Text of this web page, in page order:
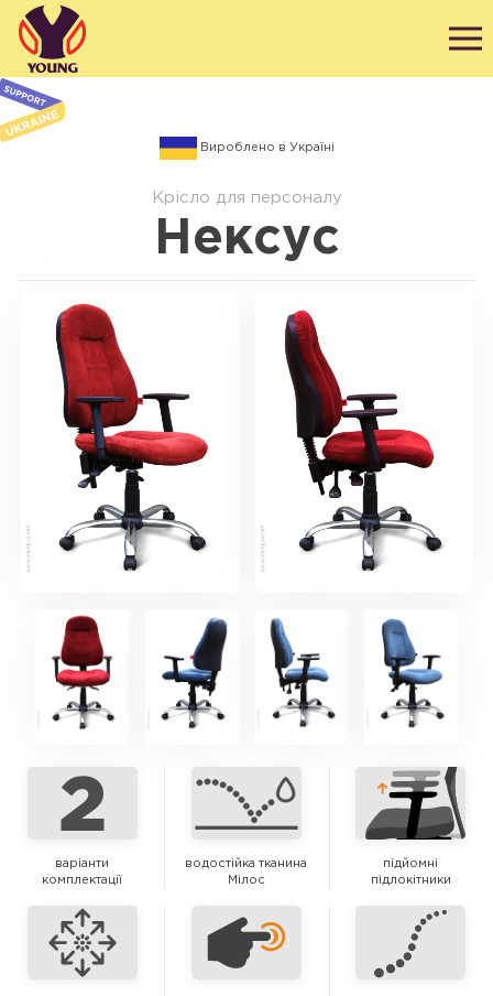
Вироблено в Україні
Крісло для персоналу
Нексус
варіанти
комплектації
водостійка тканина
Мілос
підйомні
підлокітники